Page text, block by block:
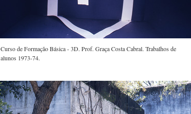
Curso de Formação Básica - 3D. Prof. Graça Costa Cabral. Trabalhos de
alunos 1973-74.